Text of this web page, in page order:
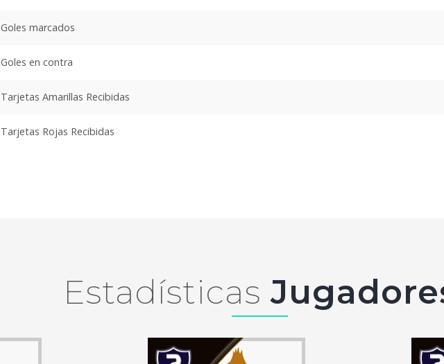
Goles marcados
Goles en contra
Tarjetas Amarillas Recibidas
Tarjetas Rojas Recibidas
Estadísticas